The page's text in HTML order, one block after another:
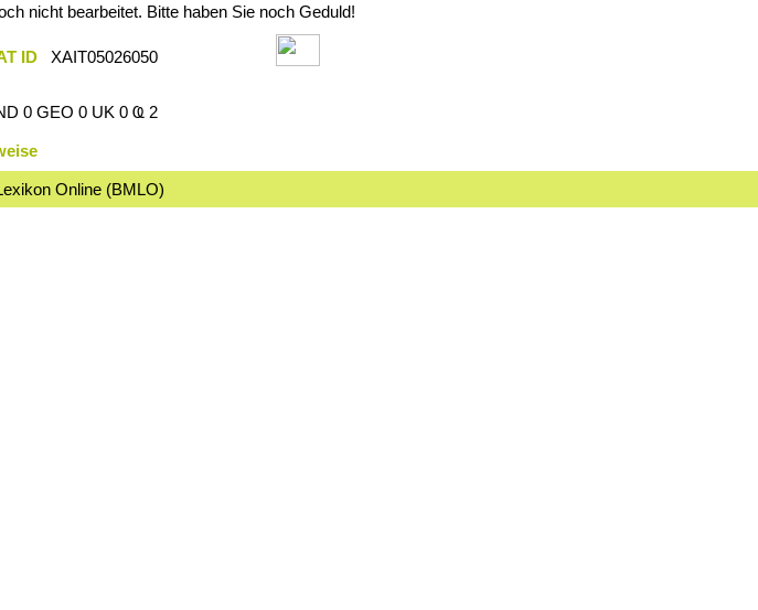
nicht bearbeitet. Bitte haben Sie noch Geduld!
ID
XAIT05026050
0 GEO 0 UK 0 Ҩ 2
Online (BMLO)